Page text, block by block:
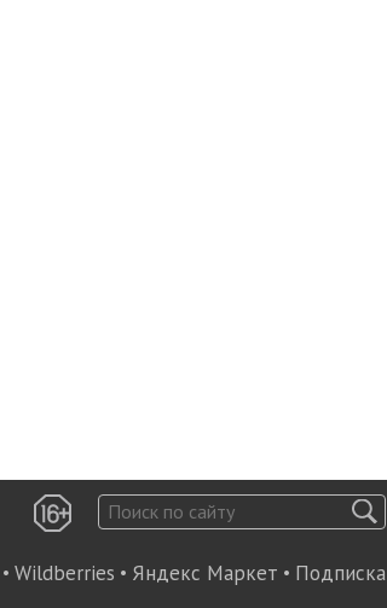
• Wildberries • Яндекс Маркет • Подписка